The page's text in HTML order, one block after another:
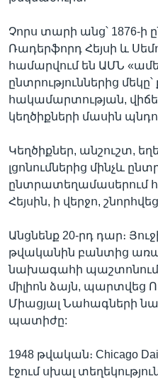
Չորս տարի անց՝ 1876-ի
Ռադերֆորդ Հեյսի և
համարվում են ԱՄՆ
ընտրություններից
հակամարտության,
կեղծիքների մասին
Կեղծիքներ, անշուշտ,
լցոնումներից մինչև
ընտրատեղամասերում
Հեյսին, ի վերջո,
Անցնենք 20-րդ դար։
թվականին բանտից
նախագահի պաշտոնում
միլիոն ձայն, պարտվեց
Միացյալ Նահագների
պատիժը:
1948 թվական։ Chicago
էջում սխալ